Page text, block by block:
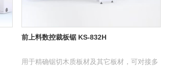
前上料数控裁板锯 KS-832H
用于精确锯切木质板材及其它板材，可对接多